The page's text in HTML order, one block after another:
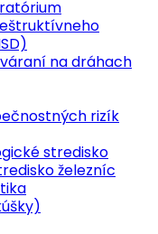
na dráhach
rizík
stredisko
železníc